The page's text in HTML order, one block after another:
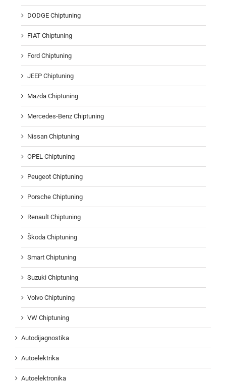
DODGE Chiptuning
FIAT Chiptuning
Ford Chiptuning
JEEP Chiptuning
Mazda Chiptuning
Mercedes-Benz Chiptuning
Nissan Chiptuning
OPEL Chiptuning
Peugeot Chiptuning
Porsche Chiptuning
Renault Chiptuning
Škoda Chiptuning
Smart Chiptuning
Suzuki Chiptuning
Volvo Chiptuning
VW Chiptuning
Autodijagnostika
Autoelektrika
Autoelektronika